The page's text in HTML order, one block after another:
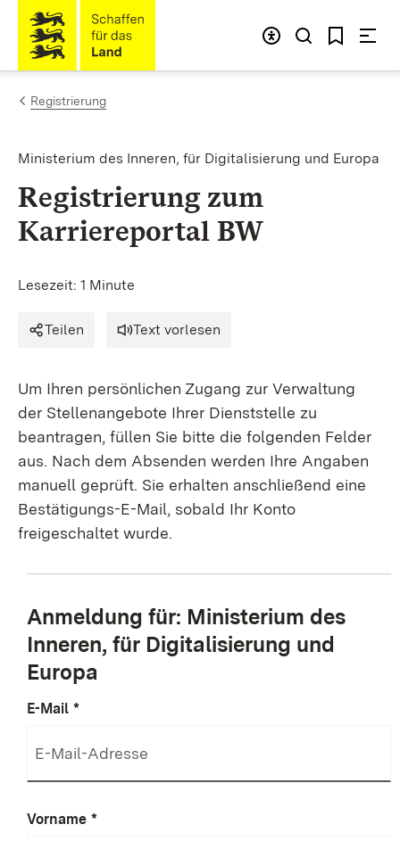
Zum Inhalt springen
Link zur Startseite
Registrierung
Ministerium des Inneren, für Digitalisierung und Europa
Registrierung zum
Karriereportal BW
Lesezeit: 1 Minute
Teilen Text vorlesen
Um Ihren persönlichen Zugang zur Verwaltung
der Stellenangebote Ihrer Dienststelle zu
beantragen, füllen Sie bitte die folgenden Felder
aus. Nach dem Absenden werden Ihre Angaben
manuell geprüft. Sie erhalten anschließend eine
Bestätigungs-E-Mail, sobald Ihr Konto
freigeschaltet wurde.
Anmeldung für: Ministerium des
Inneren, für Digitalisierung und
Europa
E-Mail *
Vorname *